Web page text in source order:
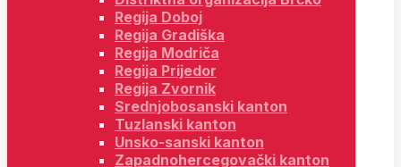
Regija Doboj
Regija Gradiška
Regija Modriča
Regija Prijedor
Regija Zvornik
Srednjobosanski kanton
Tuzlanski kanton
Unsko-sanski kanton
Zapadnohercegovački kanton